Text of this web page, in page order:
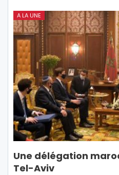
A LA UNE
Une délégation
Tel-Aviv